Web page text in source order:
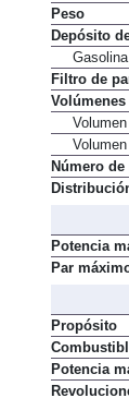
Factor de
Peso
Depósito
Gasolina
Filtro de
Número de
Potencia
Propósito
Potencia